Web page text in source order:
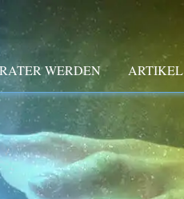
WERDEN ARTIKEL